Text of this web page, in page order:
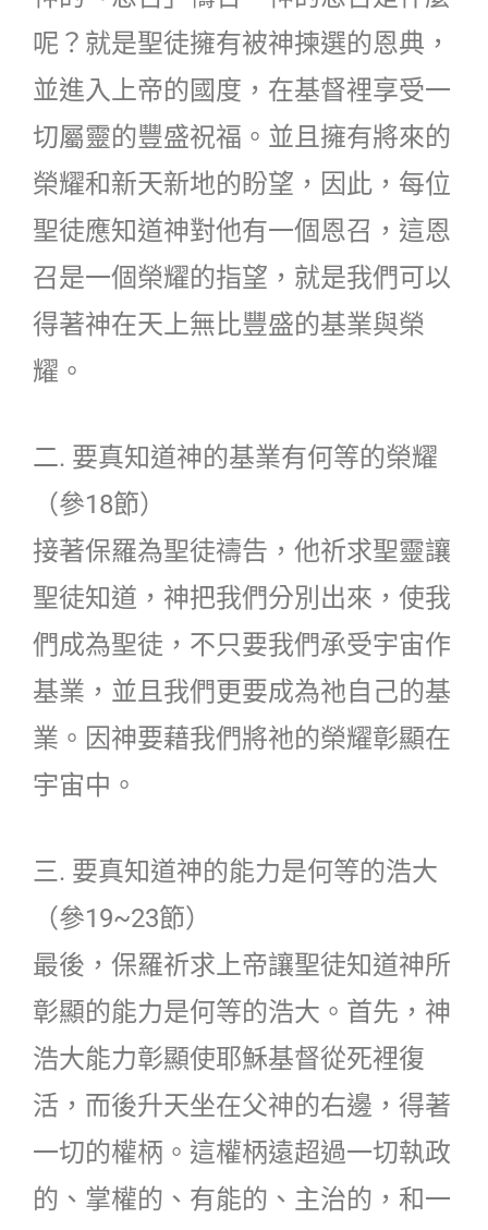
呢？就是聖徒擁有被神揀選的恩典，
並進入上帝的國度，在基督裡享受一
切屬靈的豐盛祝福。並且擁有將來的
榮耀和新天新地的盼望，因此，每位
聖徒應知道神對他有一個恩召，這恩
召是一個榮耀的指望，就是我們可以
得著神在天上無比豐盛的基業與榮
耀。
二. 要真知道神的基業有何等的榮耀
（參18節）
接著保羅為聖徒禱告，他祈求聖靈讓
聖徒知道，神把我們分別出來，使我
們成為聖徒，不只要我們承受宇宙作
基業，並且我們更要成為祂自己的基
業。因神要藉我們將祂的榮耀彰顯在
宇宙中。
三. 要真知道神的能力是何等的浩大
（參19~23節）
最後，保羅祈求上帝讓聖徒知道神所
彰顯的能力是何等的浩大。首先，神
浩大能力彰顯使耶穌基督從死裡復
活，而後升天坐在父神的右邊，得著
一切的權柄。這權柄遠超過一切執政
的、掌權的、有能的、主治的，和一